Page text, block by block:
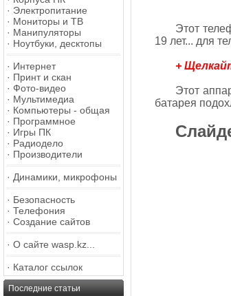
· Электропитание
· Мониторы и ТВ
· Манипуляторы
· Ноутбуки, десктопы
· Интернет
· Принт и скан
· Фото-видео
· Мультимедиа
· Компьютеры - общая
· Программное
· Игры ПК
· Радиодело
· Производители
· Динамики, микрофоны
· Безопасность
· Телефония
· Создание сайтов
· О сайте wasp.kz...
· Каталог ссылок
Последние статьи
Этот
19 лет... для
+
Этот
батарея